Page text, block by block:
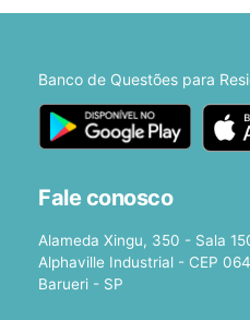
Banco de Questões para
Fale conosco
Alameda Xingu, 350 - Sala
Alphaville Industrial - CEP
Barueri - SP